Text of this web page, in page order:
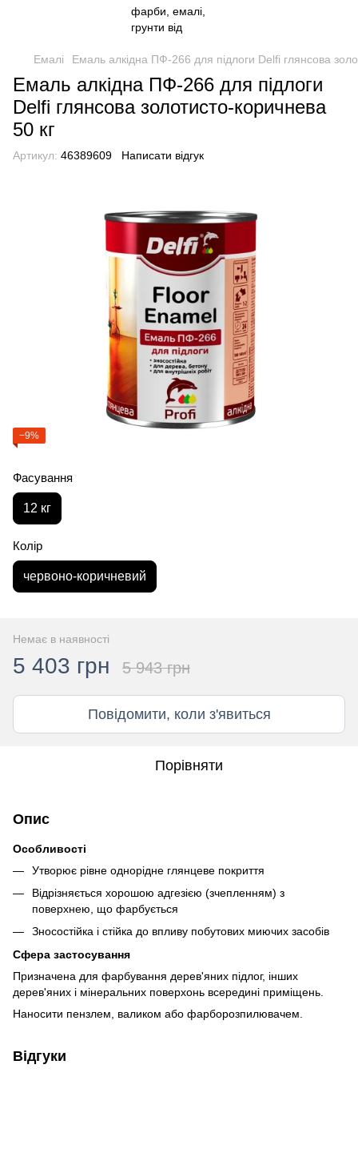
Емалі Емаль алкідна ПФ-266 для підлоги Delfi глянсова
Емаль алкідна ПФ-266 для підлоги
Delfi глянсова золотисто-коричнева
50 кг
Артикул: 46389609 Написати відгук
−9%
Фасування
12 кг
Колір
червоно-коричневий
Немає в наявності
5 403 грн 5 943 грн
Повідомити, коли з'явиться
Порівняти
Опис
Особливості
Утворює рівне однорідне глянцеве покриття
Відрізняється хорошою адгезією (зчепленням) з
поверхнею, що фарбується
Зносостійка і стійка до впливу побутових миючих засобів
Сфера застосування
Призначена для фарбування дерев'яних підлог, інших
дерев'яних і мінеральних поверхонь всередині приміщень.
Наносити пензлем, валиком або фарборозпилювачем.
Відгуки